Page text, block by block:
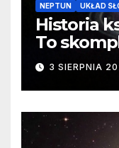
NEPTUN UKŁAD
Historia
To
3 SIERPNIA